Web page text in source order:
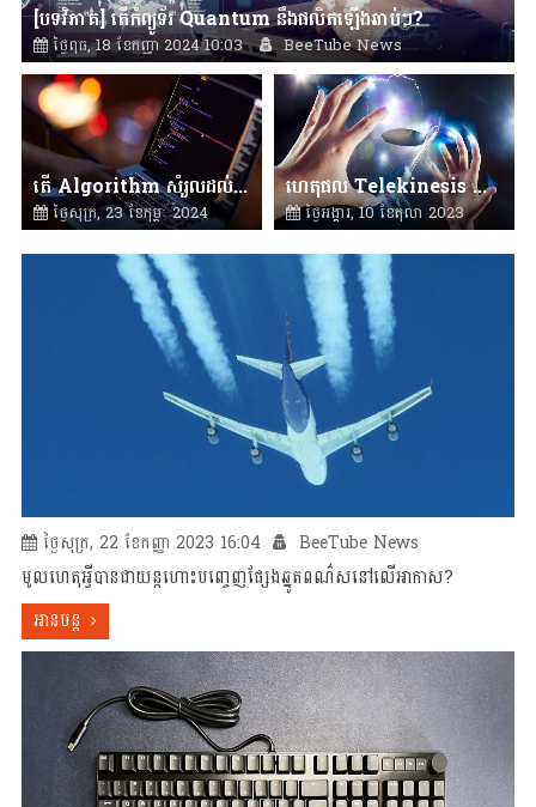
[បទវិភាគ] តើកំព្យូទ័រ Quantum នឹងផលិតឡើងឆាប់ៗ?
ថ្ងៃពុធ, 18 ខែកញ្ញា 2024 10:03 BeeTube News
តើ Algorithm សំរួលដល់ការរស់នៅប្រចាំថ្ងៃដូចម្តេចខ្លះ?
ថ្ងៃសុក្រ, 23 ខែកុម្ភៈ 2024
ហេតុផល Telekinesis ជារឿងក្លែងក្លាយ!
ថ្ងៃអង្គារ, 10 ខែតុលា 2023
ថ្ងៃសុក្រ, 22 ខែកញ្ញា 2023 16:04 BeeTube News
មូលហេតុអ្វីបានជាយន្តហោះបញ្ចេញផ្សែងឆ្នូតពណ៌សនៅលើអាកាស?
អានបន្ត